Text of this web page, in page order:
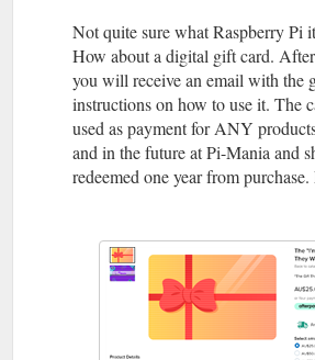
Not quite sure what Raspberry Pi
How about a digital gift card.
you will receive an email with the
instructions on how to use it. The
used as payment for ANY
and in the future at Pi-Mania and
redeemed one year from